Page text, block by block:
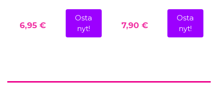
6,95 €
Osta
nyt!
7,90 €
Osta
nyt!